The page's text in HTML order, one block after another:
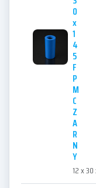
0
x
1
4
5
F
P
M
C
Z
A
R
N
Y
12 x 30